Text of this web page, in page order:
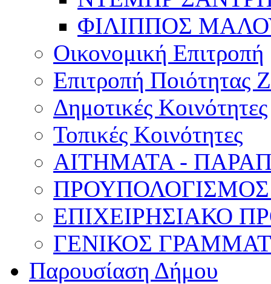
ΦΙΛΙΠΠΟΣ
Οικονομική Επιτροπή
Επιτροπή Ποιότητας
Δημοτικές Κοινότητες
Τοπικές Κοινότητες
ΑΙΤΗΜΑΤΑ -
ΕΠΙΧΕΙΡΗΣΙΑΚΟ
ΓΕΝΙΚΟΣ
Παρουσίαση Δήμου